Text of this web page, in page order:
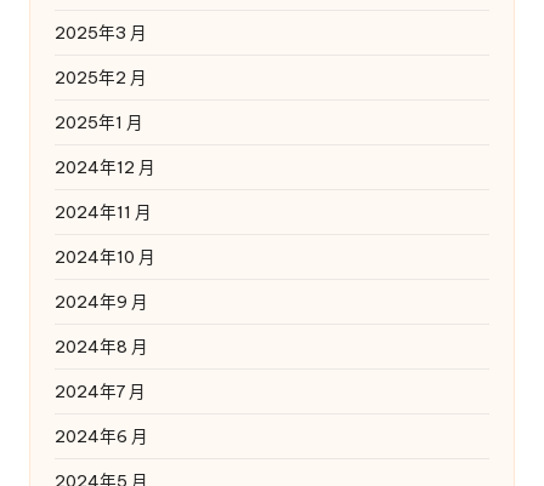
2025年3 月
2025年2 月
2025年1 月
2024年12 月
2024年11 月
2024年10 月
2024年9 月
2024年8 月
2024年7 月
2024年6 月
2024年5 月